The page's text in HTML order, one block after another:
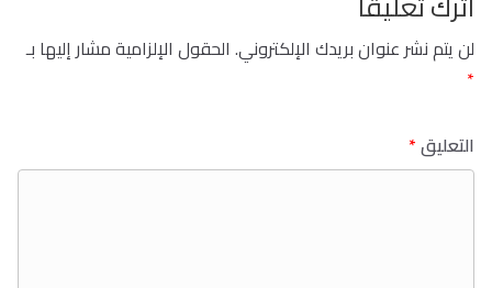
لن يتم نشر عنوان بريدك الإلكتروني. الحقول الإلزامية مشار إليها بـ
*
التعليق*